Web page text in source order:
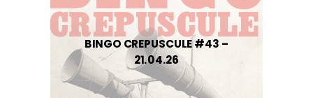
BINGO CREPUSCULE #43 –
21.04.26